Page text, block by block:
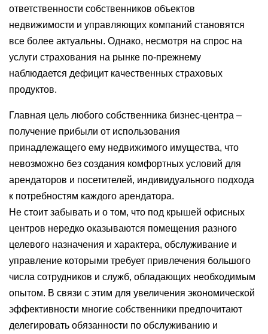
ответственности собственников объектов
недвижимости и управляющих компаний становятся
все более актуальны. Однако, несмотря на спрос на
услуги страхования на рынке по-прежнему
наблюдается дефицит качественных страховых
продуктов.
Главная цель любого собственника бизнес-центра –
получение прибыли от использования
принадлежащего ему недвижимого имущества, что
невозможно без создания комфортных условий для
арендаторов и посетителей, индивидуального подхода
к потребностям каждого арендатора.
Не стоит забывать и о том, что под крышей офисных
центров нередко оказываются помещения разного
целевого назначения и характера, обслуживание и
управление которыми требует привлечения большого
числа сотрудников и служб, обладающих необходимым
опытом. В связи с этим для увеличения экономической
эффективности многие собственники предпочитают
делегировать обязанности по обслуживанию и